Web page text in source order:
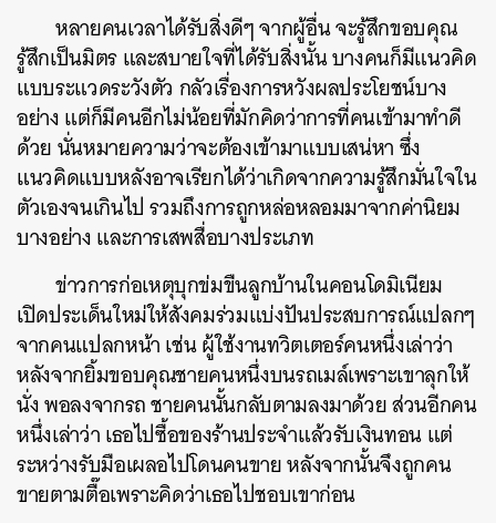
หลายคนเวลาได้รับสิ่งดีๆ จากผู้อื่น จะรู้สึกขอบคุณ
รู้สึกเป็นมิตร และสบายใจที่ได้รับสิ่งนั้น บางคนก็มีแนวคิด
แบบระแวดระวังตัว กลัวเรื่องการหวังผลประโยชน์บาง
อย่าง แต่ก็มีคนอีกไม่น้อยที่มักคิดว่าการที่คนเข้ามาทำดี
ด้วย นั่นหมายความว่าจะต้องเข้ามาแบบเสน่หา ซึ่ง
แนวคิดแบบหลังอาจเรียกได้ว่าเกิดจากความรู้สึกมั่นใจใน
ตัวเองจนเกินไป รวมถึงการถูกหล่อหลอมมาจากค่านิยม
บางอย่าง และการเสพสื่อบางประเภท
ข่าวการก่อเหตุบุกข่มขืนลูกบ้านในคอนโดมิเนียม
เปิดประเด็นใหม่ให้สังคมร่วมแบ่งปันประสบการณ์แปลกๆ
จากคนแปลกหน้า เช่น ผู้ใช้งานทวิตเตอร์คนหนึ่งเล่าว่า
หลังจากยิ้มขอบคุณชายคนหนึ่งบนรถเมล์เพราะเขาลุกให้
นั่ง พอลงจากรถ ชายคนนั้นกลับตามลงมาด้วย ส่วนอีกคน
หนึ่งเล่าว่า เธอไปซื้อของร้านประจำแล้วรับเงินทอน แต่
ระหว่างรับมือเผลอไปโดนคนขาย หลังจากนั้นจึงถูกคน
ขายตามตื๊อเพราะคิดว่าเธอไปชอบเขาก่อน